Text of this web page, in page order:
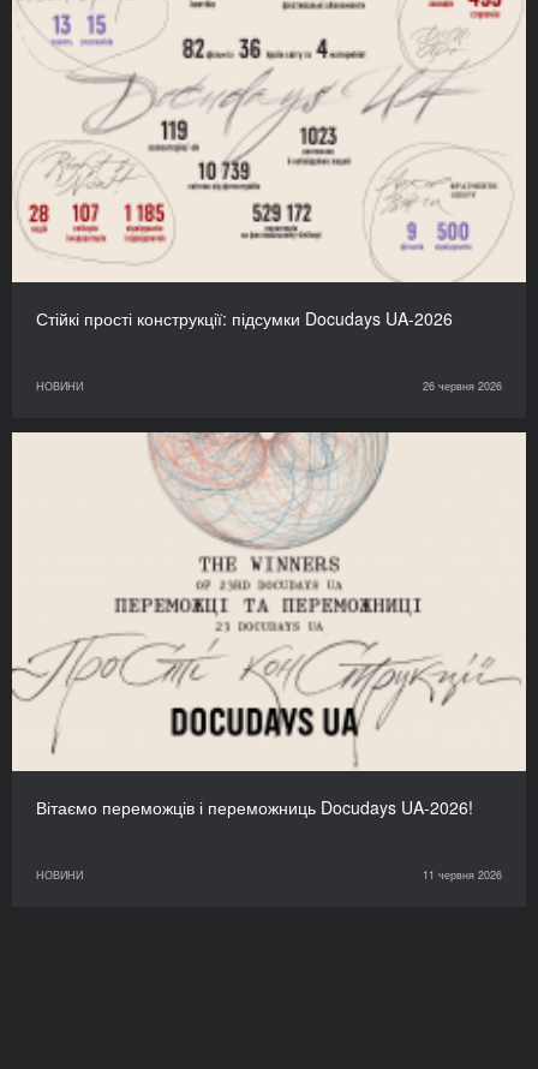
Стійкі прості конструкції: підсумки Docudays UA-2026
НОВИНИ 26 червня 2026
Вітаємо переможців і переможниць Docudays UA-2026!
НОВИНИ 11 червня 2026